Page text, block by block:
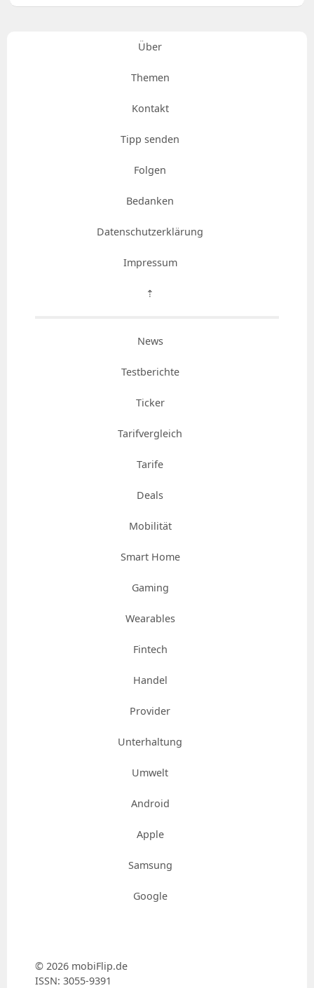
Über
Themen
Kontakt
Tipp senden
Folgen
Bedanken
Datenschutzerklärung
Impressum
⇡
News
Testberichte
Ticker
Tarifvergleich
Tarife
Deals
Mobilität
Smart Home
Gaming
Wearables
Fintech
Handel
Provider
Unterhaltung
Umwelt
Android
Apple
Samsung
Google
© 2026 mobiFlip.de
ISSN: 3055-9391